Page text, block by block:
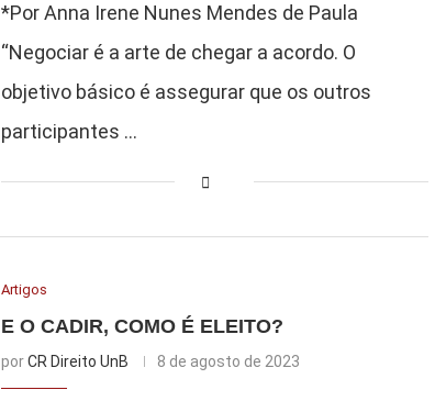
*Por Anna Irene Nunes Mendes de Paula
“Negociar é a arte de chegar a acordo. O
objetivo básico é assegurar que os outros
participantes …
Artigos
E O CADIR, COMO É ELEITO?
porCR Direito UnB 8 de agosto de 2023